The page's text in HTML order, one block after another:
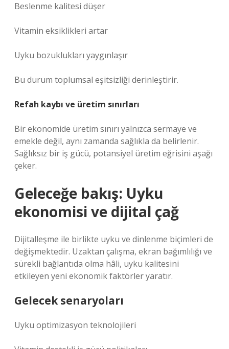
Beslenme kalitesi düşer
Vitamin eksiklikleri artar
Uyku bozuklukları yaygınlaşır
Bu durum toplumsal eşitsizliği derinleştirir.
Refah kaybı ve üretim sınırları
Bir ekonomide üretim sınırı yalnızca sermaye ve
emekle değil, aynı zamanda sağlıkla da belirlenir.
Sağlıksız bir iş gücü, potansiyel üretim eğrisini aşağı
çeker.
Geleceğe bakış: Uyku
ekonomisi ve dijital çağ
Dijitalleşme ile birlikte uyku ve dinlenme biçimleri de
değişmektedir. Uzaktan çalışma, ekran bağımlılığı ve
sürekli bağlantıda olma hâli, uyku kalitesini
etkileyen yeni ekonomik faktörler yaratır.
Gelecek senaryoları
Uyku optimizasyon teknolojileri